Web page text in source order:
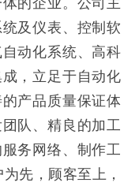
的企业。公司主
及仪表、控制软
动化系统、高科
，立足于自动化
产品质量保证体
队、精良的加工
务网络、制作工
先，顾客至上，